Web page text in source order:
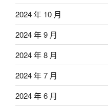
2024 年 10 月
2024 年 9 月
2024 年 8 月
2024 年 7 月
2024 年 6 月